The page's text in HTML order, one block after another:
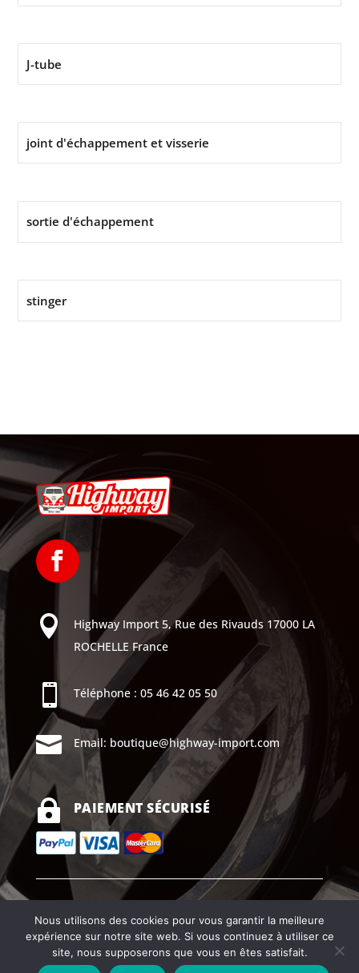
J-tube
joint d'échappement et visserie
sortie d'échappement
stinger
 Highway Import 5, Rue des Rivauds 17000 LA
ROCHELLE France
 Téléphone : 05 46 42 05 50
 Email: boutique@highway-import.com
 PAIEMENT SÉCURISÉ
Copyright ©2026Highway import
Nous utilisons des cookies pour vous garantir la meilleure
expérience sur notre site web. Si vous continuez à utiliser ce
site, nous supposerons que vous en êtes satisfait.